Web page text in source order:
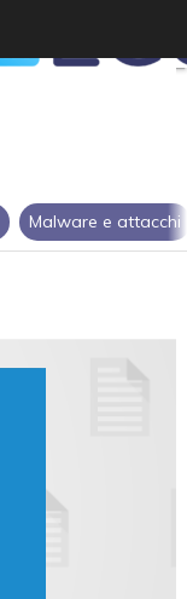
Malware e attacchi